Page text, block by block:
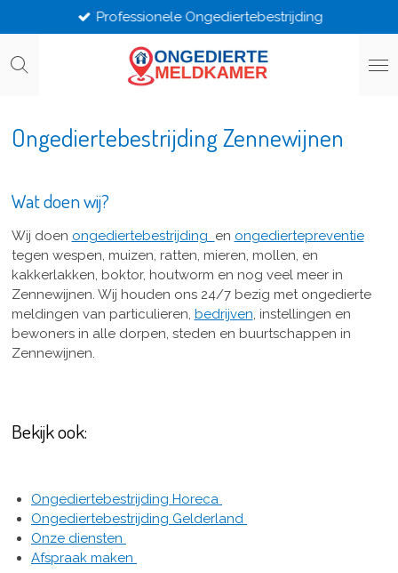
direct
naar
Professionele Ongediertebestrijding
Ongediertebestrijding Zennewijnen
Wat doen wij?
Wij doen ongediertebestrijding en ongediertepreventie
tegen wespen, muizen, ratten, mieren, mollen, en
kakkerlakken, boktor, houtworm en nog veel meer in
Zennewijnen. Wij houden ons 24/7 bezig met ongedierte
meldingen van particulieren, bedrijven, instellingen en
bewoners in alle dorpen, steden en buurtschappen in
Zennewijnen.
Bekijk ook:
Ongediertebestrijding Horeca
Ongediertebestrijding Gelderland
Onze diensten
Afspraak maken